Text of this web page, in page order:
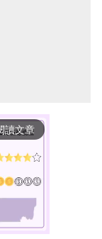
讀文章